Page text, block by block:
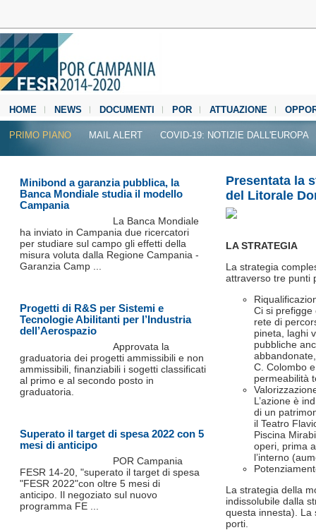
HOME NEWS DOCUMENTI POR ATTUAZIONE
MEDIA CENTER
PRIMO PIANO MAIL ALERT COVID-19: NOTIZIE DALL'EUROPA
Presentata la
del Litorale
LA STRATEGIA
La strategia
attraverso tre punti
Ci si prefigge
rete di
pineta, laghi
pubbliche
C. Colombo
permeabilità
L’azione è
di un
il Teatro
Piscina
operi, prima
l’interno
La strategia della
indissolubile dalla
questa innesta). La
porti.
Minibond a garanzia pubblica, la
Banca Mondiale studia il modello
Campania
La Banca Mondiale
ha inviato in Campania due ricercatori
per studiare sul campo gli effetti della
misura voluta dalla Regione Campania -
Garanzia Camp ...
Progetti di R&S per Sistemi e
Tecnologie Abilitanti per l’Industria
dell’Aerospazio
Approvata la
graduatoria dei progetti ammissibili e non
ammissibili, finanziabili i sogetti classificati
al primo e al secondo posto in
graduatoria.
Superato il target di spesa 2022 con 5
mesi di anticipo
POR Campania
FESR 14-20, "superato il target di spesa
"FESR 2022"con oltre 5 mesi di
anticipo. Il negoziato sul nuovo
programma FE ...